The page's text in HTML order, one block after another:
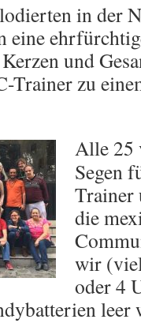
in der
eine
und
Trainer zu
Alle 25
Segen
Trainer
die
wir
oder 4
leer